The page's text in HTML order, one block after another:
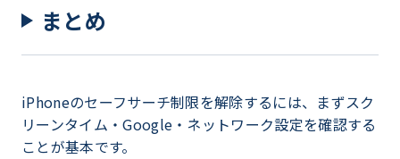
まとめ
iPhoneのセーフサーチ制限を解除するには、まずスク
リーンタイム・Google・ネットワーク設定を確認する
ことが基本です。